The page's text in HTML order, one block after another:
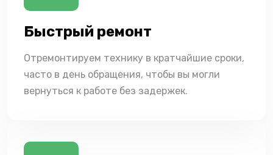
Быстрый ремонт
Отремонтируем технику в кратчайшие сроки,
часто в день обращения, чтобы вы могли
вернуться к работе без задержек.